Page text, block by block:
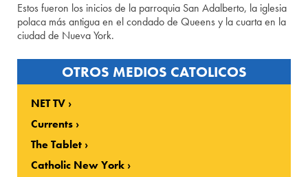
Estos fueron los inicios de la parroquia San Adalberto, la iglesia
polaca más antigua en el condado de Queens y la cuarta en la
ciudad de Nueva York.
OTROS MEDIOS CATOLICOS
NET TV
Currents
The Tablet
Catholic New York